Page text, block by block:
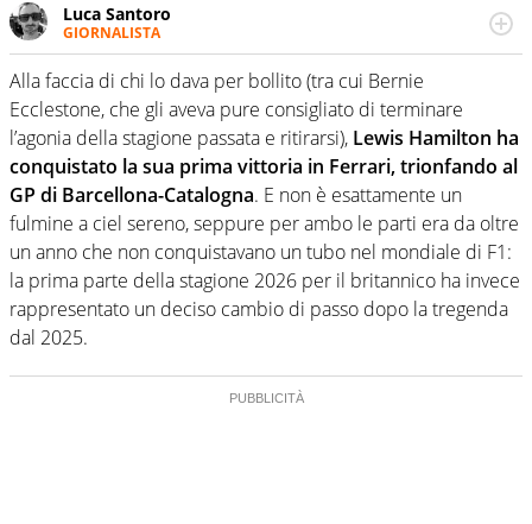
Luca Santoro
GIORNALISTA
Esperto di Motorsport ma, più in generale, appassionato
di tutto ciò che sia Sport, anche senza il Motor. Dà il
meglio di sé quando la strada fa largo alle due o alle
quattro ruote
Alla faccia di chi lo dava per bollito (tra cui Bernie
Ecclestone, che gli aveva pure consigliato di terminare
l’agonia della stagione passata e ritirarsi), Lewis Hamilton ha
conquistato la sua prima vittoria in Ferrari, trionfando al
GP di Barcellona-Catalogna. E non è esattamente un
fulmine a ciel sereno, seppure per ambo le parti era da oltre
un anno che non conquistavano un tubo nel mondiale di F1:
la prima parte della stagione 2026 per il britannico ha invece
rappresentato un deciso cambio di passo dopo la tregenda
dal 2025.